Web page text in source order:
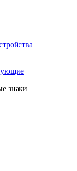
знаки